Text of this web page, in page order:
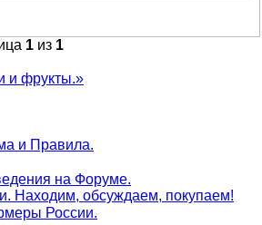
1 из 1
и фрукты.»
и Правила.
на Форуме.
Находим, обсуждаем, покупаем!
России.